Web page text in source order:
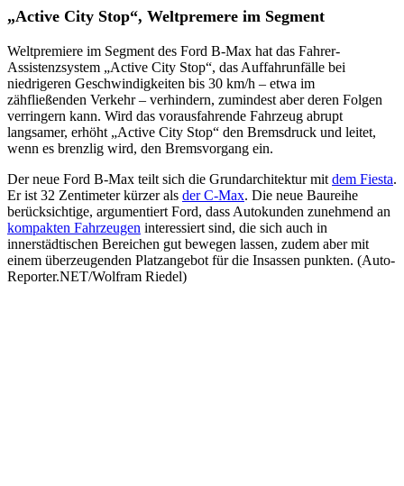
„Active City Stop“, Weltpremere im Segment
Weltpremiere im Segment des Ford B-Max hat das Fahrer-
Assistenzsystem „Active City Stop“, das Auffahrunfälle bei
niedrigeren Geschwindigkeiten bis 30 km/h – etwa im
zähfließenden Verkehr – verhindern, zumindest aber deren Folgen
verringern kann. Wird das vorausfahrende Fahrzeug abrupt
langsamer, erhöht „Active City Stop“ den Bremsdruck und leitet,
wenn es brenzlig wird, den Bremsvorgang ein.
Der neue Ford B-Max teilt sich die Grundarchitektur mit dem Fiesta.
Er ist 32 Zentimeter kürzer als der C-Max. Die neue Baureihe
berücksichtige, argumentiert Ford, dass Autokunden zunehmend an
kompakten Fahrzeugen interessiert sind, die sich auch in
innerstädtischen Bereichen gut bewegen lassen, zudem aber mit
einem überzeugenden Platzangebot für die Insassen punkten. (Auto-
Reporter.NET/Wolfram Riedel)